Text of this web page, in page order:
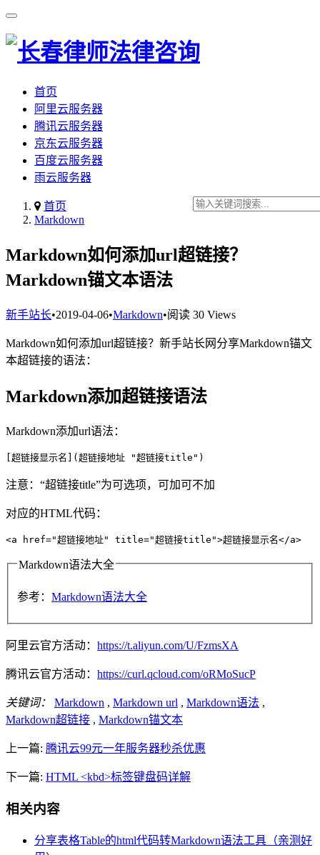
首页
阿里云服务器
腾讯云服务器
京东云服务器
百度云服务器
雨云服务器
首页
Markdown
Markdown如何添加url超链接？
Markdown锚文本语法
新手站长•2019-04-06•Markdown•阅读 30 Views
Markdown如何添加url超链接？新手站长网分享Markdown锚文
本超链接的语法：
Markdown添加超链接语法
Markdown添加url语法：
[超链接显示名](超链接地址 "超链接title")
注意：“超链接title”为可选项，可加可不加
对应的HTML代码：
<a href="超链接地址" title="超链接title">超链接显示名</a>
Markdown语法大全
参考： Markdown语法大全
阿里云官方活动： https://t.aliyun.com/U/FzmsXA
腾讯云官方活动： https://curl.qcloud.com/oRMoSucP
关键词： Markdown , Markdown url , Markdown语法 ,
Markdown超链接 , Markdown锚文本
上一篇: 腾讯云99元一年服务器秒杀优惠
下一篇: HTML <kbd>标签键盘码详解
相关内容
分享表格Table的html代码转Markdown语法工具（亲测好